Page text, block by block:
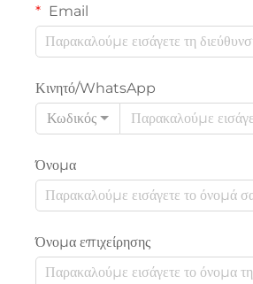
Email
Κινητό/WhatsApp
Κωδικός
Όνομα
Όνομα επιχείρησης